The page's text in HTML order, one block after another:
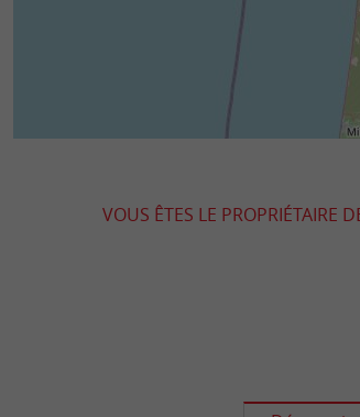
VOUS ÊTES LE PROPRIÉTAIRE